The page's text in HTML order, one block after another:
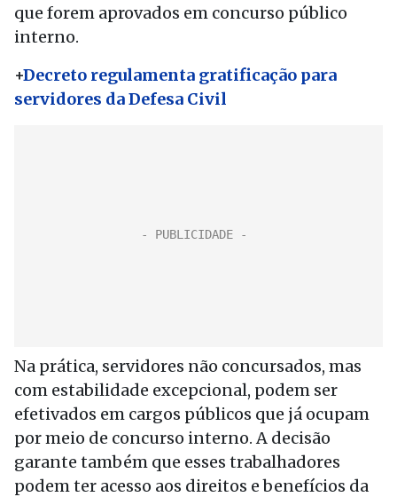
que forem aprovados em concurso público
interno.
+Decreto regulamenta gratificação para
servidores da Defesa Civil
Na prática, servidores não concursados, mas
com estabilidade excepcional, podem ser
efetivados em cargos públicos que já ocupam
por meio de concurso interno. A decisão
garante também que esses trabalhadores
podem ter acesso aos direitos e benefícios da